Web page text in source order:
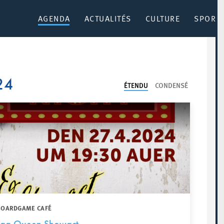
AGENDA ACTUALITÉS CULTURE SPORT
ÉTENDU CONDENSÉ
CAFÉ